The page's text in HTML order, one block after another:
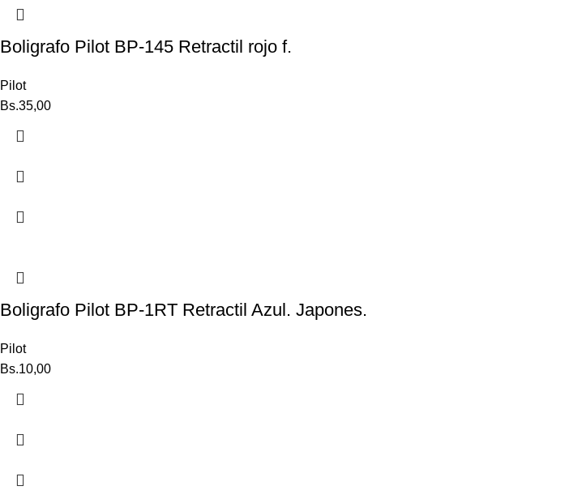
Boligrafo Pilot BP-145 Retractil rojo f.
Pilot
Bs.35,00
Boligrafo Pilot BP-1RT Retractil Azul. Japones.
Pilot
Bs.10,00